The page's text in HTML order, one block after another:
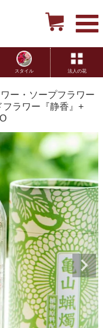
スタイル 法人の花
ー・ソープフラワー
ラワー『静香』+